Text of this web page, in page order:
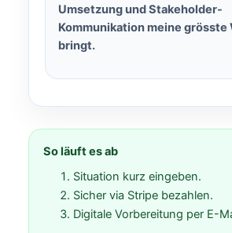
Umsetzung und Stakeholder-
Kommunikation meine grösste
bringt.
So läuft es ab
Situation kurz eingeben.
Sicher via Stripe bezahlen.
Digitale Vorbereitung per E-